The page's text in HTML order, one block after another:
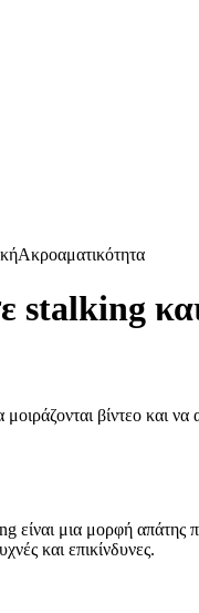
Ακροαματικότητα
stalking
βίντεο
μια μορφή
και επικίνδυνες.